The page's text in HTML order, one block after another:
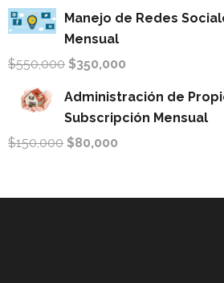
Manejo de Redes
Mensual
$550,000 $350,000
Administración de
Subscripción Mensual
$150,000 $80,000